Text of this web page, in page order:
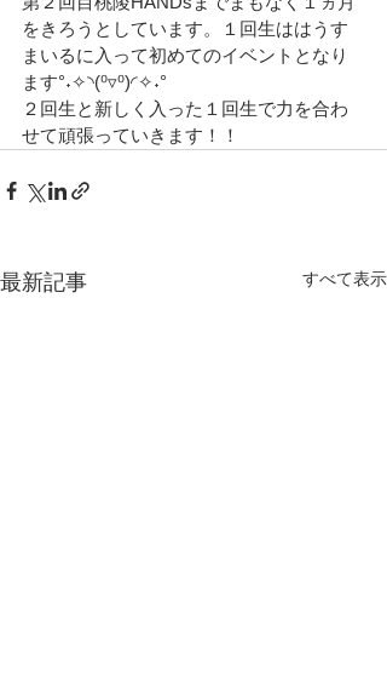
をきろうとしています。１回生ははうす
まいるに入って初めてのイベントとなり
ます°˖✧◝(⁰▿⁰)◜✧˖°
２回生と新しく入った１回生で力を合わ
せて頑張っていきます！！
最新記事 すべて表示